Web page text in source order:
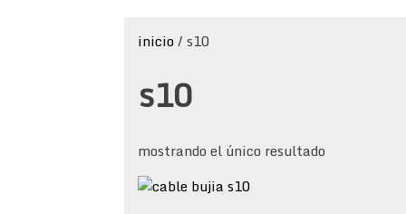
inicio / s10
s10
mostrando el único resultado